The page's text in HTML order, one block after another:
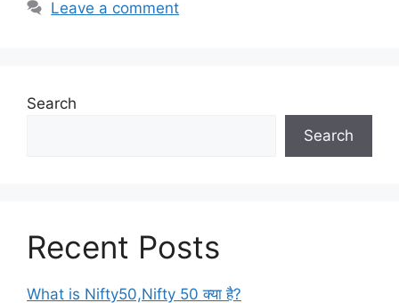
Leave a comment
Search
Search
Recent Posts
What is Nifty50,Nifty 50 क्या है?